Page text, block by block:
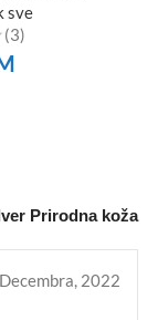
sve
(3)
Prirodna koža
2022